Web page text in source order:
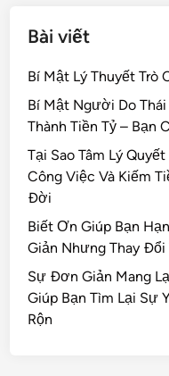
Bài viết
Bí Mật Lý Thuyết Trò
Bí Mật Người Do
Thành Tiền Tỷ – Bạn
Tại Sao Tâm Lý
Công Việc Và Kiếm
Đời
Biết Ơn Giúp Bạn
Giản Nhưng Thay Đổi
Sự Đơn Giản Mang
Giúp Bạn Tìm Lại Sự
Rộn